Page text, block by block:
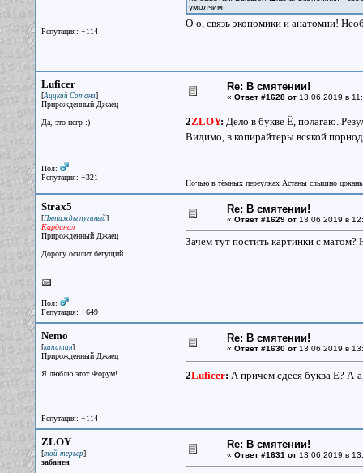
Репутация: +114
умолчим
О-о, связь экономики и анатомии!
Luficer
[Аццкий Сотона]
Прирожденный Джаец
Да, это негр :)
Пол:
Репутация: +321
Re: В смятении!
« Ответ #1628 от13.06.2019 в
2ZLOY: Дело в букве Ё, полагаю.
Видимо, в копирайтеры всякой
Ночью в тёмных переулках Астаны слышно
Strax5
[Пятижды пуганый]
Кардинал
Прирожденный Джаец
Дорогу осилит бегущий
Пол:
Репутация: +649
Re: В смятении!
« Ответ #1629 от13.06.2019 в
Зачем тут постить картинки с матом?
Nemo
[капитан]
Прирожденный Джаец
Я люблю этот Форум!
Репутация: +114
Re: В смятении!
« Ответ #1630 от13.06.2019 в
2Luficer: А причем сдеся буква Е? А-
ZLOY
[той-терьер]
забанен
Re: В смятении!
« Ответ #1631 от13.06.2019 в